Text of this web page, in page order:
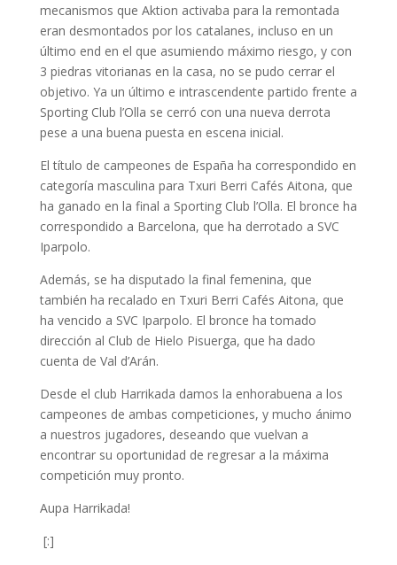
mecanismos que Aktion activaba para la remontada
eran desmontados por los catalanes, incluso en un
último end en el que asumiendo máximo riesgo, y con
3 piedras vitorianas en la casa, no se pudo cerrar el
objetivo. Ya un último e intrascendente partido frente a
Sporting Club l’Olla se cerró con una nueva derrota
pese a una buena puesta en escena inicial.
El título de campeones de España ha correspondido en
categoría masculina para Txuri Berri Cafés Aitona, que
ha ganado en la final a Sporting Club l’Olla. El bronce ha
correspondido a Barcelona, que ha derrotado a SVC
Iparpolo.
Además, se ha disputado la final femenina, que
también ha recalado en Txuri Berri Cafés Aitona, que
ha vencido a SVC Iparpolo. El bronce ha tomado
dirección al Club de Hielo Pisuerga, que ha dado
cuenta de Val d’Arán.
Desde el club Harrikada damos la enhorabuena a los
campeones de ambas competiciones, y mucho ánimo
a nuestros jugadores, deseando que vuelvan a
encontrar su oportunidad de regresar a la máxima
competición muy pronto.
Aupa Harrikada!
[:]